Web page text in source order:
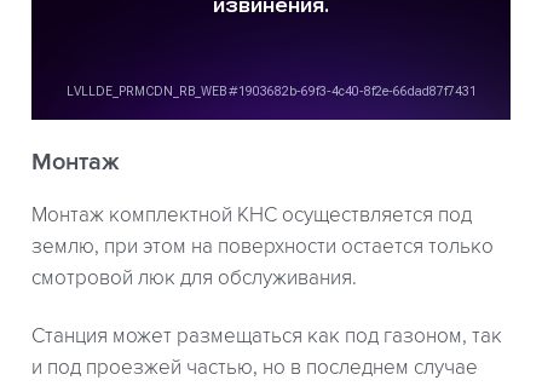
Монтаж
Монтаж комплектной КНС осуществляется под
землю, при этом на поверхности остается только
смотровой люк для обслуживания.
Станция может размещаться как под газоном, так
и под проезжей частью, но в последнем случае